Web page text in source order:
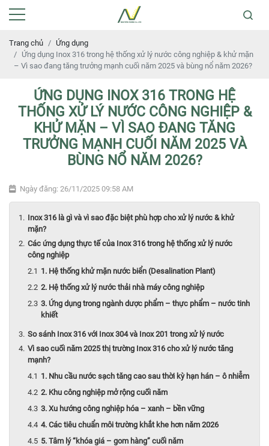
Trang chủ
Ứng dụng
Ứng dụng Inox 316 trong hệ thống xử lý nước công nghiệp & khử mặn
– Vì sao đang tăng trưởng mạnh cuối năm 2025 và bùng nổ năm 2026?
ỨNG DỤNG INOX 316 TRONG HỆ
THỐNG XỬ LÝ NƯỚC CÔNG NGHIỆP &
KHỬ MẶN – VÌ SAO ĐANG TĂNG
TRƯỞNG MẠNH CUỐI NĂM 2025 VÀ
BÙNG NỔ NĂM 2026?
Ngày đăng: 26/11/2025 09:58 AM
Inox 316 là gì và vì sao đặc biệt phù hợp cho xử lý nước & khử
mặn?
Các ứng dụng thực tế của Inox 316 trong hệ thống xử lý nước
công nghiệp
1. Hệ thống khử mặn nước biển (Desalination Plant)
2. Hệ thống xử lý nước thải nhà máy công nghiệp
3. Ứng dụng trong ngành dược phẩm – thực phẩm – nước tinh
khiết
So sánh Inox 316 với Inox 304 và Inox 201 trong xử lý nước
Vì sao cuối năm 2025 thị trường Inox 316 cho xử lý nước tăng
mạnh?
1. Nhu cầu nước sạch tăng cao sau thời kỳ hạn hán – ô nhiễm
2. Khu công nghiệp mở rộng cuối năm
3. Xu hướng công nghiệp hóa – xanh – bền vững
4. Các tiêu chuẩn môi trường khắt khe hơn năm 2026
5. Tâm lý “khóa giá – gom hàng” cuối năm